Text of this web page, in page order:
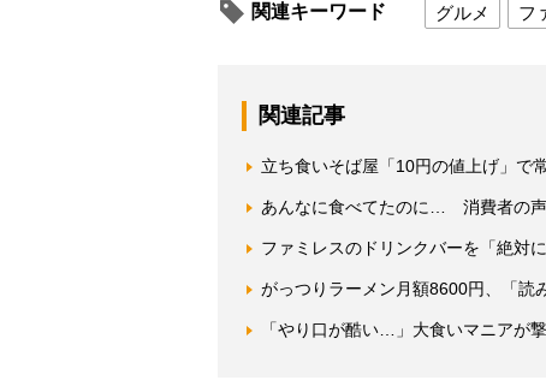
関連キーワード グルメ フ
関連記事
立ち食いそば屋「10円の値上げ」
あんなに食べてたのに… 消費者の
ファミレスのドリンクバーを「絶対
がっつりラーメン月額8600円、「読
「やり口が酷い…」大食いマニアが